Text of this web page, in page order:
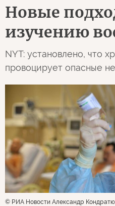
Новые
изучению
NYT: установлено, что
провоцирует опасные
© РИА Новости Александр